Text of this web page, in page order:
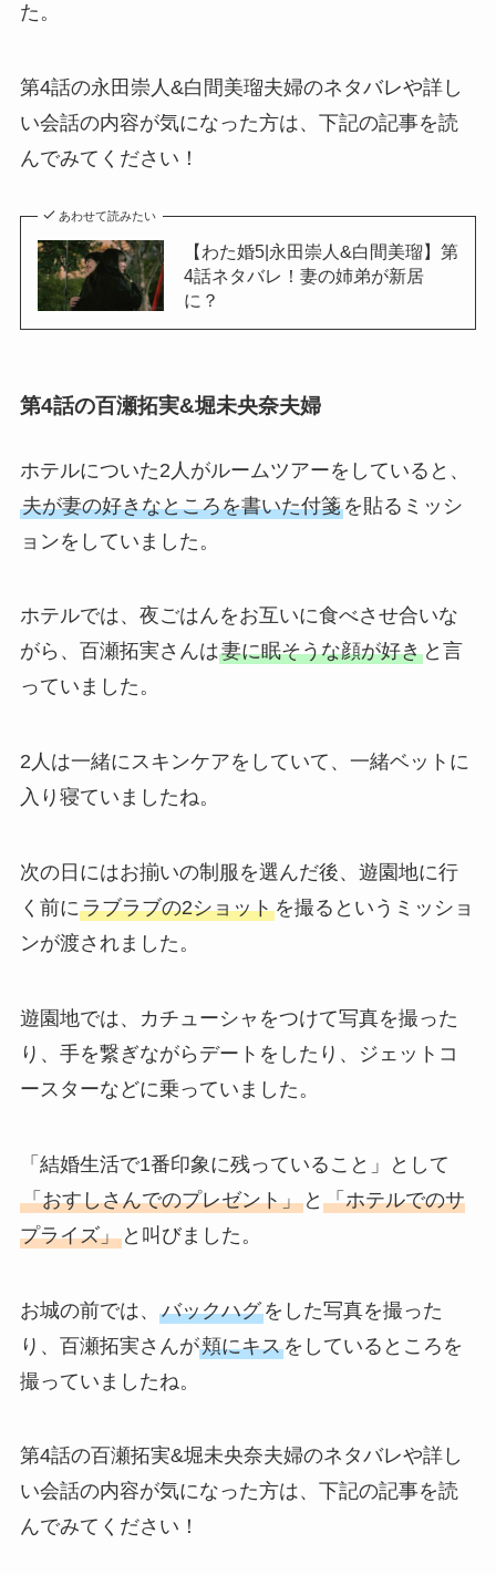
た。
第4話の永田崇人&白間美瑠夫婦のネタバレや詳し
い会話の内容が気になった方は、下記の記事を読
んでみてください！
あわせて読みたい
【わた婚5|永田崇人&白間美瑠】第
4話ネタバレ！妻の姉弟が新居
に？
第4話の百瀬拓実&堀未央奈夫婦
ホテルについた2人がルームツアーをしていると、
夫が妻の好きなところを書いた付箋を貼るミッシ
ョンをしていました。
ホテルでは、夜ごはんをお互いに食べさせ合いな
がら、百瀬拓実さんは妻に眠そうな顔が好きと言
っていました。
2人は一緒にスキンケアをしていて、一緒ベットに
入り寝ていましたね。
次の日にはお揃いの制服を選んだ後、遊園地に行
く前にラブラブの2ショットを撮るというミッショ
ンが渡されました。
遊園地では、カチューシャをつけて写真を撮った
り、手を繋ぎながらデートをしたり、ジェットコ
ースターなどに乗っていました。
「結婚生活で1番印象に残っていること」として
「おすしさんでのプレゼント」と 「ホテルでのサ
プライズ」と叫びました。
お城の前では、 バックハグをした写真を撮った
り、百瀬拓実さんが頬にキスをしているところを
撮っていましたね。
第4話の百瀬拓実&堀未央奈夫婦のネタバレや詳し
い会話の内容が気になった方は、下記の記事を読
んでみてください！